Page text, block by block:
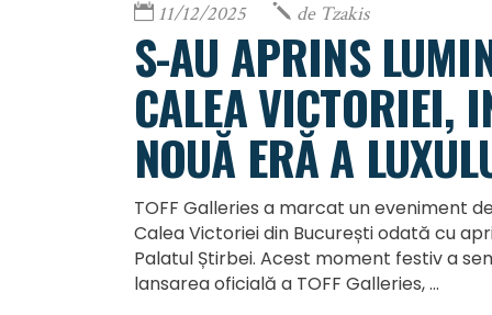
11/12/2025 de Tzakis
S-AU APRINS
CALEA VICTORIEI,
NOUĂ ERĂ A
TOFF Galleries a marcat un eveniment
Calea Victoriei din București odată cu
Palatul Știrbei. Acest moment festiv a
lansarea oficială a TOFF Galleries,